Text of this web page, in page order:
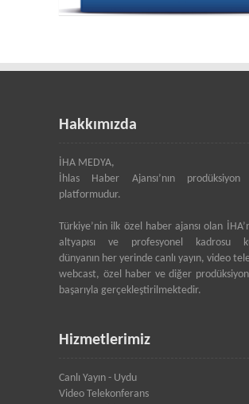
Hakkımızda
İHA MEDYA,
İhlas Haber Ajansı’nın prodüksiyon
platformudur.
Türkiye’nin ilk özel haber ajansı olan
altyapısı ve profesyonel kadrosu
dünyanın her yerinde canlı yayın, video
webcast, özel haber ve diğer
başarıyla gerçekleştirilmektedir.
Hizmetlerimiz
Canlı Yayın - Uydu
Video Telekonferans